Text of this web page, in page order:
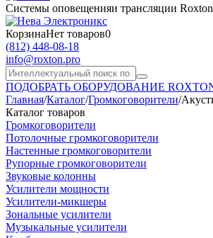
Системы оповещенияи трансляции Roxton
КорзинаНет товаров0
(812) 448-08-18
info@roxton.pro
ПОДОБРАТЬ ОБОРУДОВАНИЕ
Главная/Каталог/Громкоговорители/
Каталог товаров
Громкоговорители
Потолочные громкоговорители
Настенные громкоговорители
Рупорные громкоговорители
Звуковые колонны
Усилители мощности
Усилители-микшеры
Зональные усилители
Музыкальные усилители